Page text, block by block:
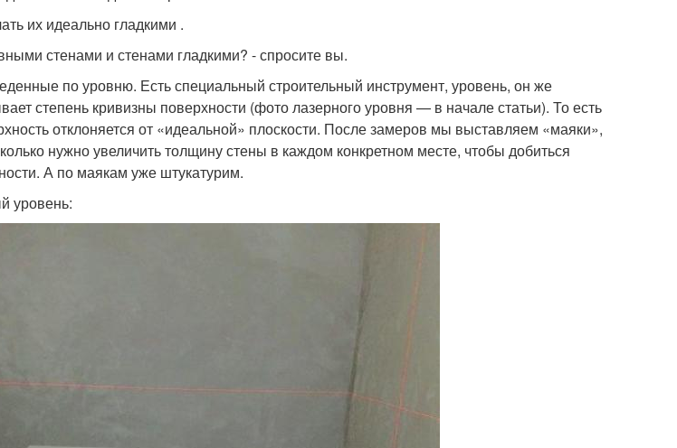
их идеально гладкими .
стенами и стенами гладкими? - спросите вы.
по уровню. Есть специальный строительный инструмент, уровень, он же
степень кривизны поверхности (фото лазерного уровня — в начале статьи). То есть
отклоняется от «идеальной» плоскости. После замеров мы выставляем «маяки»,
нужно увеличить толщину стены в каждом конкретном месте, чтобы добиться
А по маякам уже штукатурим.
уровень: